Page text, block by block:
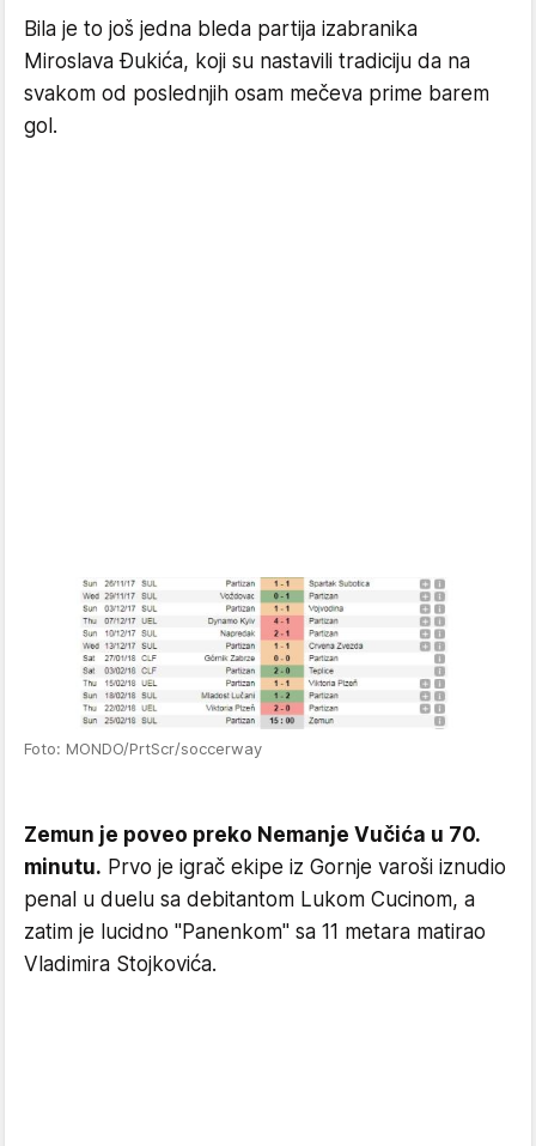
Bila je to još jedna bleda partija izabranika
Miroslava Đukića, koji su nastavili tradiciju da na
svakom od poslednjih osam mečeva prime barem
gol.
Foto: MONDO/PrtScr/soccerway
Zemun je poveo preko Nemanje Vučića u 70.
minutu. Prvo je igrač ekipe iz Gornje varoši iznudio
penal u duelu sa debitantom Lukom Cucinom, a
zatim je lucidno "Panenkom" sa 11 metara matirao
Vladimira Stojkovića.